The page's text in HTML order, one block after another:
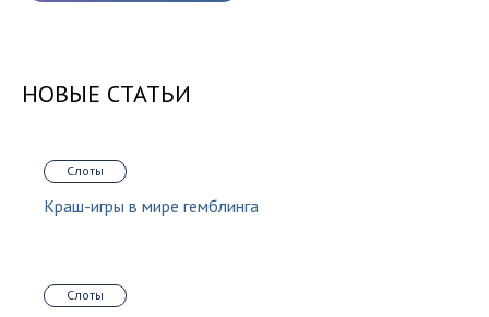
НОВЫЕ СТАТЬИ
Слоты
Краш-игры в мире гемблинга
Слоты